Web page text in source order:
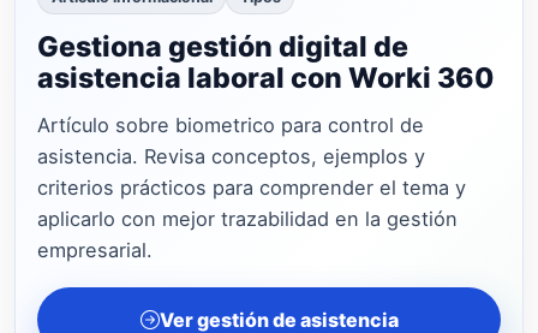
Gestiona gestión digital de
asistencia laboral con Worki 360
Artículo sobre biometrico para control de
asistencia. Revisa conceptos, ejemplos y
criterios prácticos para comprender el tema y
aplicarlo con mejor trazabilidad en la gestión
empresarial.
Ver gestión de asistencia